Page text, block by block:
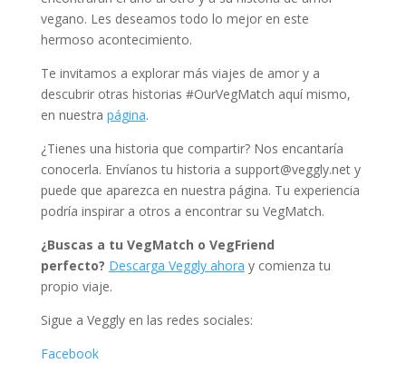
vegano. Les deseamos todo lo mejor en este
hermoso acontecimiento.
Te invitamos a explorar más viajes de amor y a
descubrir otras historias #OurVegMatch aquí mismo,
en nuestra página.
¿Tienes una historia que compartir? Nos encantaría
conocerla. Envíanos tu historia a support@veggly.nety
puede que aparezca en nuestra página. Tu experiencia
podría inspirar a otros a encontrar su VegMatch.
¿Buscas a tu VegMatch o VegFriend
perfecto? Descarga Veggly ahora y comienza tu
propio viaje.
Sigue a Veggly en las redes sociales:
Facebook